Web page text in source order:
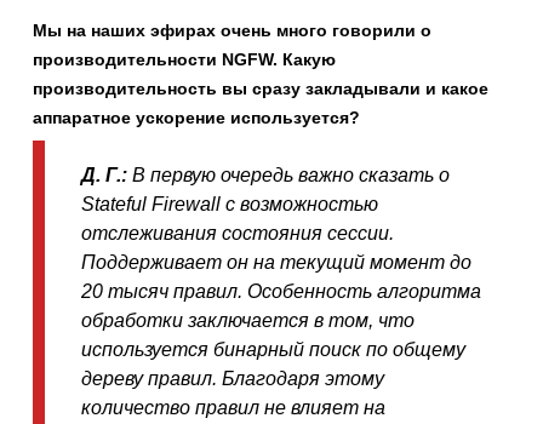
Мы на наших эфирах очень много говорили о
производительности NGFW. Какую
производительность вы сразу закладывали и какое
аппаратное ускорение используется?
Д. Г.: В первую очередь важно сказать о
Stateful Firewall с возможностью
отслеживания состояния сессии.
Поддерживает он на текущий момент до
20 тысяч правил. Особенность алгоритма
обработки заключается в том, что
используется бинарный поиск по общему
дереву правил. Благодаря этому
количество правил не влияет на